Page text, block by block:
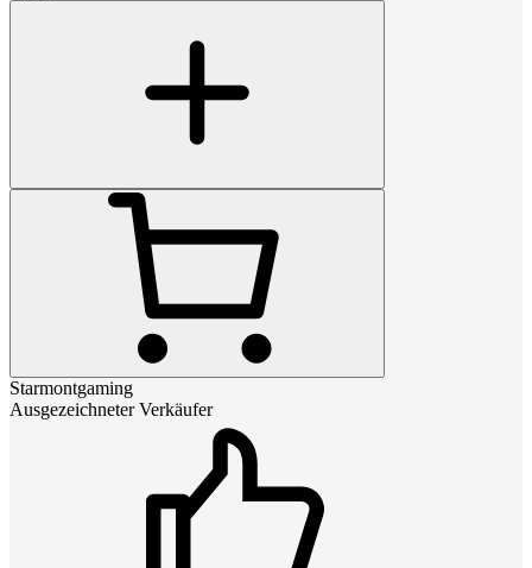
Starmontgaming
Ausgezeichneter Verkäufer